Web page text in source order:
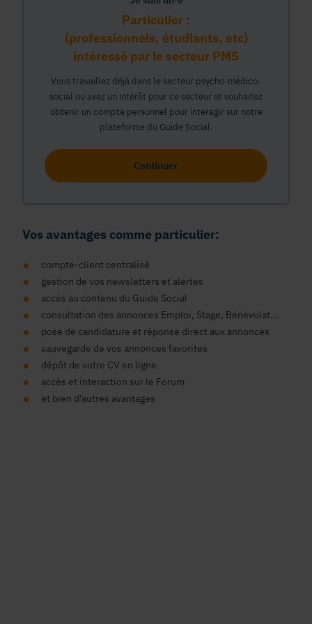
Particulier :
(professionnels, étudiants, etc)
intéressé par le secteur PMS
Vous travaillez déjà dans le secteur psycho-médico-
social ou avez un intérêt pour ce secteur et souhaitez
obtenir un compte personnel pour interagir sur notre
plateforme du Guide Social.
Continuer
Vos avantages comme particulier:
compte-client centralisé
gestion de vos newsletters et alertes
accés au contenu du Guide Social
consultation des annonces Emploi, Stage, Bénévolat...
pose de candidature et réponse direct aux annonces
sauvegarde de vos annonces favorites
dépôt de votre CV en ligne
accès et interaction sur le Forum
et bien d'autres avantages